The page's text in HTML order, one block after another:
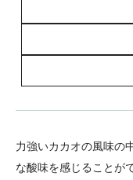
力強いカカオの風味の
な酸味を感じることが